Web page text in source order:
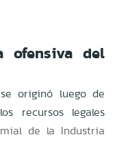
ofensiva del
originó luego de
recursos legales
de la Industria